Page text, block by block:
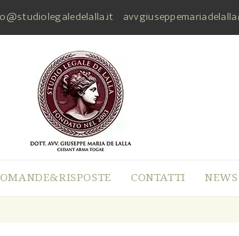
CONTATTI NEWS